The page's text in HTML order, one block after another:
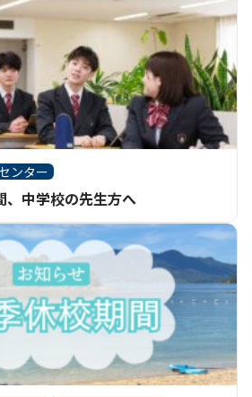
ンター
、中学校の先生方へ